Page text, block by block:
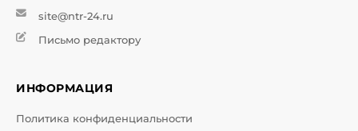
site@ntr-24.ru
Письмо редактору
ИНФОРМАЦИЯ
Политика конфиденциальности